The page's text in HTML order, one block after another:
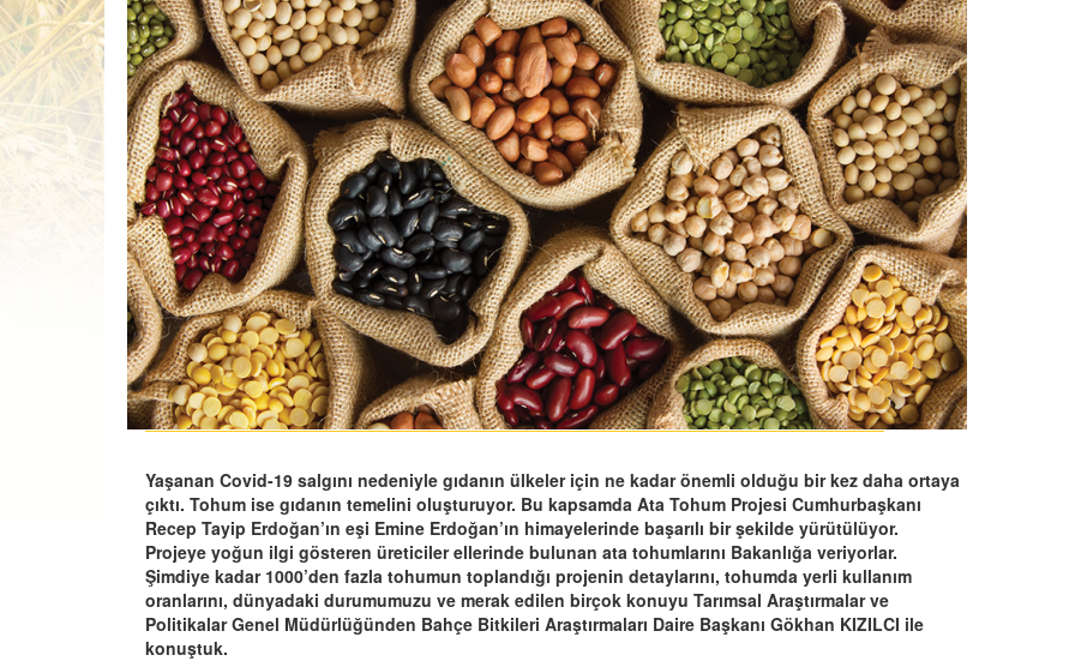
Yaşanan Covid-19 salgını nedeniyle gıdanın ülkeler için ne kadar önemli olduğu bir kez daha ortaya
çıktı. Tohum ise gıdanın temelini oluşturuyor. Bu kapsamda Ata Tohum Projesi Cumhurbaşkanı
Recep Tayip Erdoğan’ın eşi Emine Erdoğan’ın himayelerinde başarılı bir şekilde yürütülüyor.
Projeye yoğun ilgi gösteren üreticiler ellerinde bulunan ata tohumlarını Bakanlığa veriyorlar.
Şimdiye kadar 1000’den fazla tohumun toplandığı projenin detaylarını, tohumda yerli kullanım
oranlarını, dünyadaki durumumuzu ve merak edilen birçok konuyu Tarımsal Araştırmalar ve
Politikalar Genel Müdürlüğünden Bahçe Bitkileri Araştırmaları Daire Başkanı Gökhan KIZILCI ile
konuştuk.